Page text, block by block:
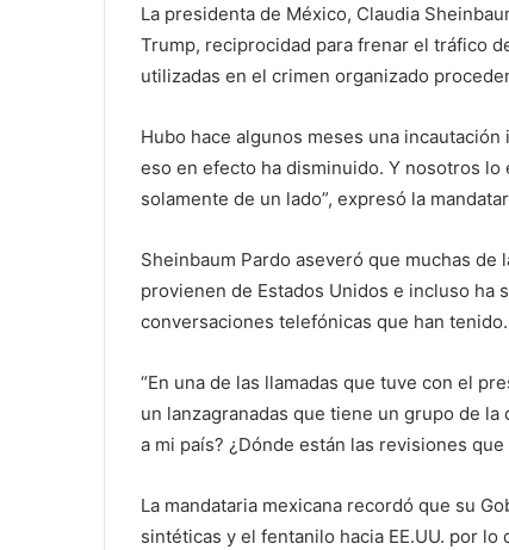
La presidenta de México, Claudia
Trump, reciprocidad para frenar el tráfico
utilizadas en el crimen organizado
Hubo hace algunos meses una
eso en efecto ha disminuido. Y nosotros
solamente de un lado”, expresó la
Sheinbaum Pardo aseveró que muchas
provienen de Estados Unidos e incluso ha
conversaciones telefónicas que han tenido.
“En una de las llamadas que tuve con el
un lanzagranadas que tiene un grupo de
a mi país? ¿Dónde están las revisiones
La mandataria mexicana recordó que su
sintéticas y el fentanilo hacia EE.UU. por